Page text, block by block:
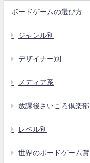
ボードゲームの選び方
ジャンル別
デザイナー別
メディア系
放課後さいころ倶楽部
レベル別
世界のボードゲーム賞